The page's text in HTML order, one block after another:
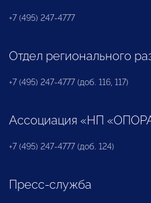
+7 (495) 247-4777
Отдел регионального
+7 (495) 247-4777 (доб. 116, 117)
Ассоциация «НП
+7 (495) 247-4777 (доб. 124)
Пресс-служба